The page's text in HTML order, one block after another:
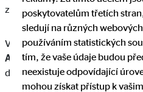
zprostředkovatele.
V případě potřeby se lze obrátit
Allfinanz, a.s., IČO: 48040410,
do 15.00 hodin, jedním z
poskytovatelům třetích
sledují na různých
používáním statistických
tím, že vaše údaje budou
neexistuje odpovídající
mohou získat přístup k